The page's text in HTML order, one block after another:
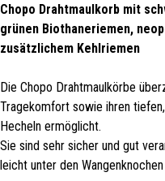
Chopo Drahtmaulkorb mit
grünen Biothaneriemen,
zusätzlichem Kehlriemen
Die Chopo Drahtmaulkörbe
Tragekomfort sowie ihren
Hecheln ermöglicht.
Sie sind sehr sicher und gut
leicht unter den